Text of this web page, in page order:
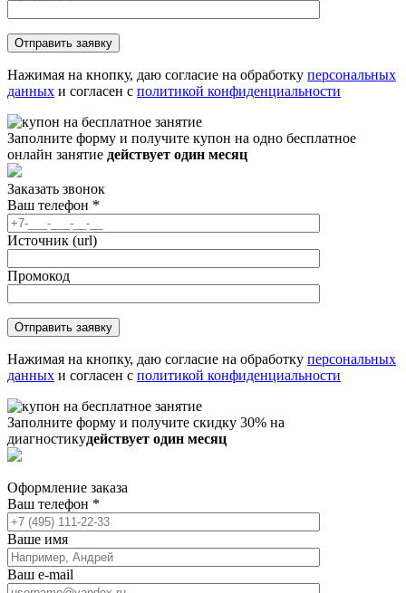
Нажимая на кнопку, даю согласие на обработку персональных
данных и согласен с политикой конфиденциальности
Заполните форму и получите купон на одно бесплатное
онлайн занятие действует один месяц
Заказать звонок
Ваш телефон *
Источник (url)
Промокод
Нажимая на кнопку, даю согласие на обработку персональных
данных и согласен с политикой конфиденциальности
Заполните форму и получите скидку 30% на
диагностикудействует один месяц
Оформление заказа
Ваш телефон *
Ваше имя
Ваш e-mail